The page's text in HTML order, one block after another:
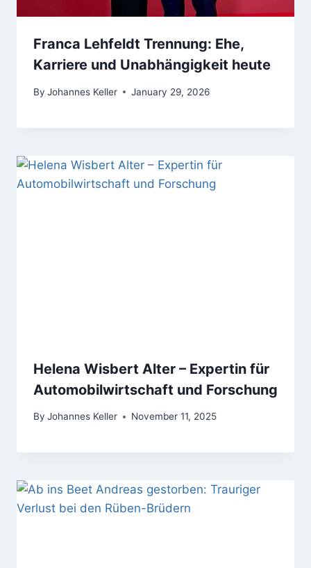
Franca Lehfeldt Trennung: Ehe,
Karriere und Unabhängigkeit heute
By Johannes Keller January 29, 2026
Helena Wisbert Alter – Expertin für
Automobilwirtschaft und Forschung
By Johannes Keller November 11, 2025